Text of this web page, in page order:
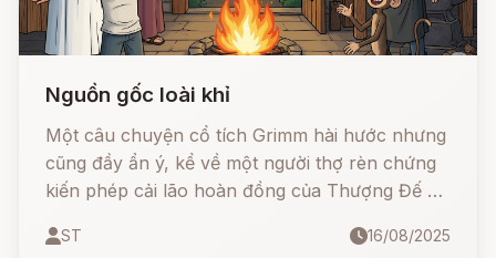
Nguồn gốc loài khỉ
Một câu chuyện cổ tích Grimm hài hước nhưng
cũng đầy ẩn ý, kể về một người thợ rèn chứng
kiến phép cải lão hoàn đồng của Thượng Đế và
bà dì già yếu, anh đã thử làm theo… nhưng kết
ST 16/08/2025